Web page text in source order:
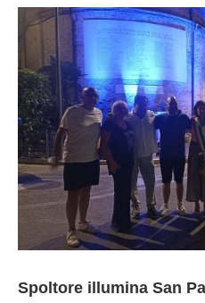
Spoltore illumina San